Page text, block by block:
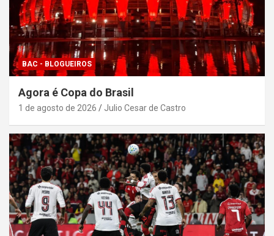
BAC - BLOGUEIROS
Agora é Copa do Brasil
1 de agosto de 2026 Julio Cesar de Castro